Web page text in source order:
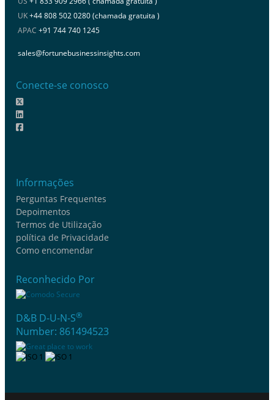
UK+44 808 502 0280 (chamada gratuita )
APAC +91 744 740 1245
sales@fortunebusinessinsights.com
Conecte-se conosco
Informações
Perguntas Frequentes
Depoimentos
Termos de Utilização
política de Privacidade
Como encomendar
Reconhecido Por
D&B D-U-N-S®
Number: 861494523